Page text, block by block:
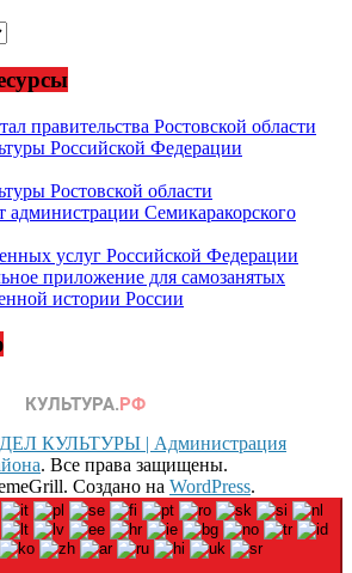
КУЛЬТУРЫ | Администрация
. Все права защищены.
Создано на WordPress.